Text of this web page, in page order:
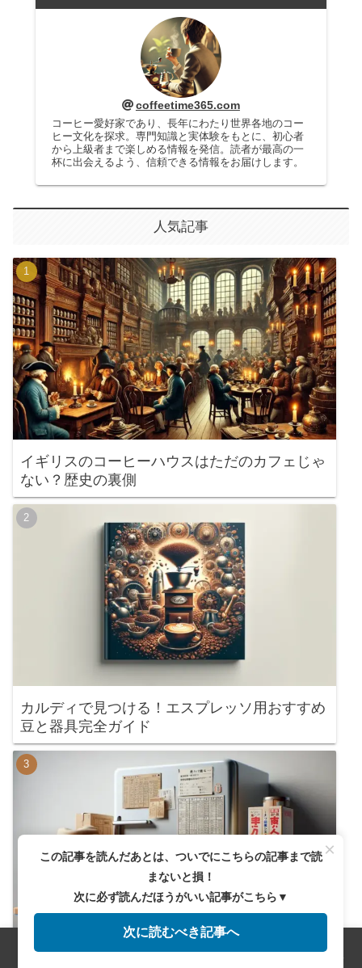
coffeetime365.com
コーヒー愛好家であり、長年にわたり世界各地のコー
ヒー文化を探求。専門知識と実体験をもとに、初心者
から上級者まで楽しめる情報を発信。読者が最高の一
杯に出会えるよう、信頼できる情報をお届けします。
人気記事
イギリスのコーヒーハウスはただのカフェじゃ
ない？歴史の裏側
カルディで見つける！エスプレッソ用おすすめ
豆と器具完全ガイド
粉類を美味しく保つ！正しい保存方法とは サイドバー
×
この記事を読んだあとは、ついでにこちらの記事まで読
まないと損！
次に必ず読んだほうがいい記事がこちら▼
次に読むべき記事へ